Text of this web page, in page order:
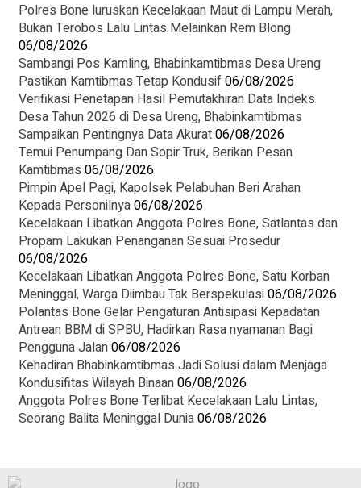
Polres Bone luruskan Kecelakaan Maut di Lampu Merah,
Bukan Terobos Lalu Lintas Melainkan Rem Blong
06/08/2026
Sambangi Pos Kamling, Bhabinkamtibmas Desa Ureng
Pastikan Kamtibmas Tetap Kondusif06/08/2026
Verifikasi Penetapan Hasil Pemutakhiran Data Indeks
Desa Tahun 2026 di Desa Ureng, Bhabinkamtibmas
Sampaikan Pentingnya Data Akurat06/08/2026
Temui Penumpang Dan Sopir Truk, Berikan Pesan
Kamtibmas 06/08/2026
Pimpin Apel Pagi, Kapolsek Pelabuhan Beri Arahan
Kepada Personilnya06/08/2026
Kecelakaan Libatkan Anggota Polres Bone, Satlantas dan
Propam Lakukan Penanganan Sesuai Prosedur
06/08/2026
Kecelakaan Libatkan Anggota Polres Bone, Satu Korban
Meninggal, Warga Diimbau Tak Berspekulasi06/08/2026
Polantas Bone Gelar Pengaturan Antisipasi Kepadatan
Antrean BBM di SPBU, Hadirkan Rasa nyamanan Bagi
Pengguna Jalan06/08/2026
Kehadiran Bhabinkamtibmas Jadi Solusi dalam Menjaga
Kondusifitas Wilayah Binaan06/08/2026
Anggota Polres Bone Terlibat Kecelakaan Lalu Lintas,
Seorang Balita Meninggal Dunia06/08/2026